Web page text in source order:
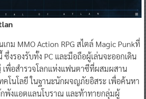
กม MMO Action RPG สไตล์ Magic Punkที่
ซึ่งรองรับทั้ง PC และมือถือผู้เล่นจะออกเดิน
พื่อสำรวจโลกแห่งแฟนตาซีที่ผสมผสาน
คโนโลยี ในฐานะนักผจญภัยอิสระ เพื่อค้นหา
พังแอตแลนโบราณ และท้าทายกลุ่มผู้